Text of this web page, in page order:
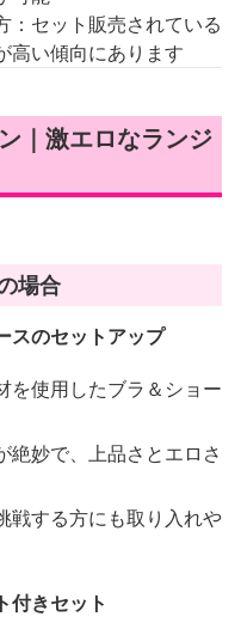
：セット販売されている
高い傾向にあります
｜激エロなランジ
場合
スのセットアップ
を使用したブラ＆ショー
絶妙で、上品さとエロさ
戦する方にも取り入れや
付きセット